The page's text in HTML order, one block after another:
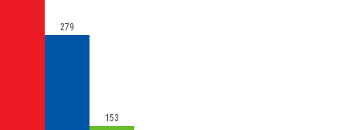
279
153